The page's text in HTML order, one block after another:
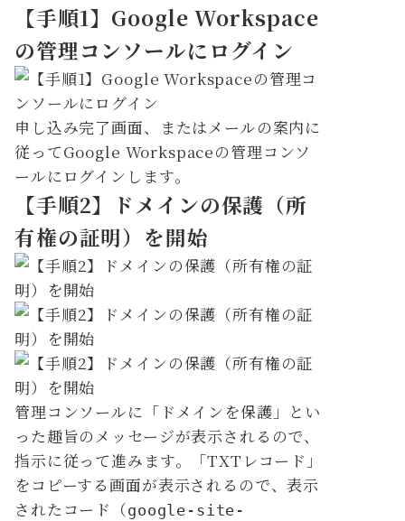
【手順1】Google Workspace
の管理コンソールにログイン
申し込み完了画面、またはメールの案内に
従ってGoogle Workspaceの管理コンソ
ールにログインします。
【手順2】ドメインの保護（所
有権の証明）を開始
管理コンソールに「ドメインを保護」とい
った趣旨のメッセージが表示されるので、
指示に従って進みます。「TXTレコード」
をコピーする画面が表示されるので、表示
されたコード（google-site-